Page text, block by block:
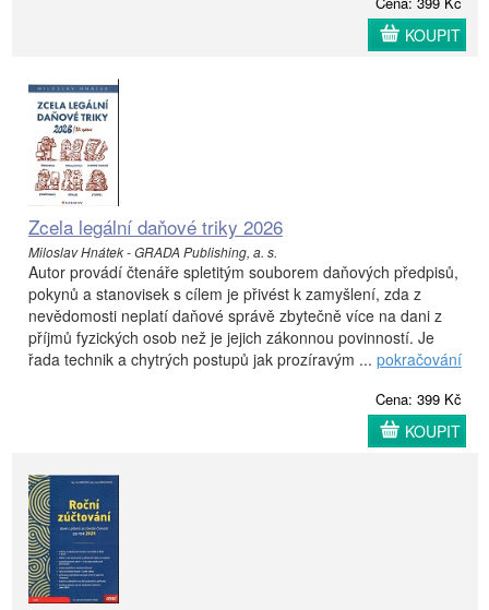
KOUPIT
Zcela legální daňové triky 2026
Miloslav Hnátek - GRADA Publishing, a. s.
Autor provádí čtenáře spletitým souborem daňových předpisů,
pokynů a stanovisek s cílem je přivést k zamyšlení, zda z
nevědomosti neplatí daňové správě zbytečně více na dani z
příjmů fyzických osob než je jejich zákonnou povinností. Je
řada technik a chytrých postupů jak prozíravým ... pokračování
Cena: 399 Kč
KOUPIT